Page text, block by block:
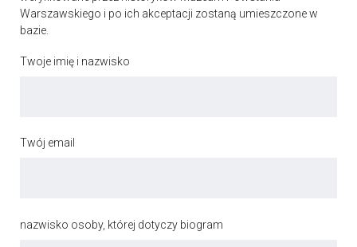
Warszawskiego i po ich akceptacji zostaną umieszczone w
bazie.
Twoje imię i nazwisko
Twój email
nazwisko osoby, której dotyczy biogram